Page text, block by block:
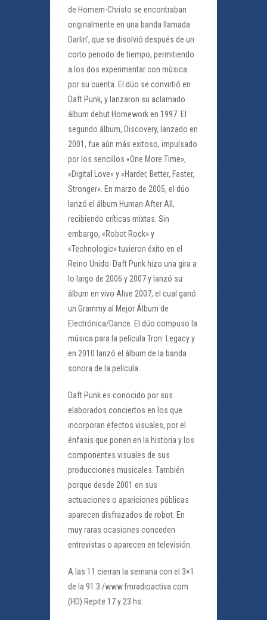
de Homem-Christo se encontraban
originalmente en una banda llamada
Darlin’, que se disolvió después de un
corto periodo de tiempo, permitiendo
a los dos experimentar con música
por su cuenta. El dúo se convirtió en
Daft Punk, y lanzaron su aclamado
álbum debut Homework en 1997. El
segundo álbum, Discovery, lanzado en
2001, fue aún más exitoso, impulsado
por los sencillos «One More Time»,
«Digital Love» y «Harder, Better, Faster,
Stronger». En marzo de 2005, el dúo
lanzó el álbum Human After All,
recibiendo críticas mixtas. Sin
embargo, «Robot Rock» y
«Technologic» tuvieron éxito en el
Reino Unido. Daft Punk hizo una gira a
lo largo de 2006 y 2007 y lanzó su
álbum en vivo Alive 2007, el cual ganó
un Grammy al Mejor Álbum de
Electrónica/Dance. El dúo compuso la
música para la película Tron: Legacy y
en 2010 lanzó el álbum de la banda
sonora de la película.
Daft Punk es conocido por sus
elaborados conciertos en los que
incorporan efectos visuales, por el
énfasis que ponen en la historia y los
componentes visuales de sus
producciones musicales. También
porque desde 2001 en sus
actuaciones o apariciones públicas
aparecen disfrazados de robot. En
muy raras ocasiones conceden
entrevistas o aparecen en televisión.
A las 11 cierran la semana con el 3×1
de la 91.3 /www.fmradioactiva.com
(HD) Repite 17 y 23 hs.